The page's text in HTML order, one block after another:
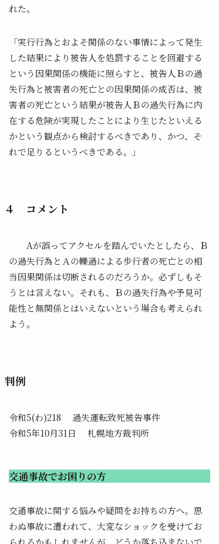
れた。
「実行行為とおよそ関係のない事情によって発生
した結果により被告人を処罰することを回避する
という因果関係の機能に照らすと、被告人Ｂの過
失行為と被害者の死亡との因果関係の成否は、被
害者の死亡という結果が被告人Ｂの過失行為に内
在する危険が実現したことにより生じたといえる
かという観点から検討するべきであり、かつ、そ
れで足りるというべきである。」
４ コメント
Aが誤ってアクセルを踏んでいたとしたら、Ｂ
の過失行為とＡの轢過による歩行者の死亡との相
当因果関係は切断されるのだろうか。必ずしもそ
うとは言えない。それも、Ｂの過失行為や予見可
能性と無関係とはいえないという場合も考えられ
よう。
判例
令和5(わ)218 過失運転致死被告事件
令和5年10月31日 札幌地方裁判所
交通事故でお困りの方
交通事故に関する悩みや疑問をお持ちの方へ。思
わぬ事故に遭われて、大変なショックを受けてお
られるかもしれませんが、どうか落ち込まないで